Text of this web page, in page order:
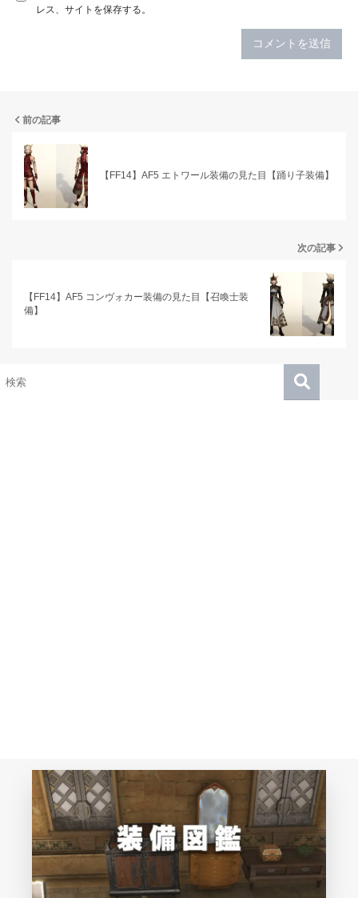
レス、サイトを保存する。
前の記事
【FF14】AF5 エトワール装備の見た目【踊り子装備】
次の記事
【FF14】AF5 コンヴォカー装備の見た目【召喚士装
備】